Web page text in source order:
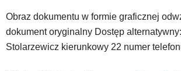
wyposażona
w
menu
Obraz dokumentu w formie graficznej
dokument oryginalny Dostęp
Stolarzewicz kierunkowy 22 numer